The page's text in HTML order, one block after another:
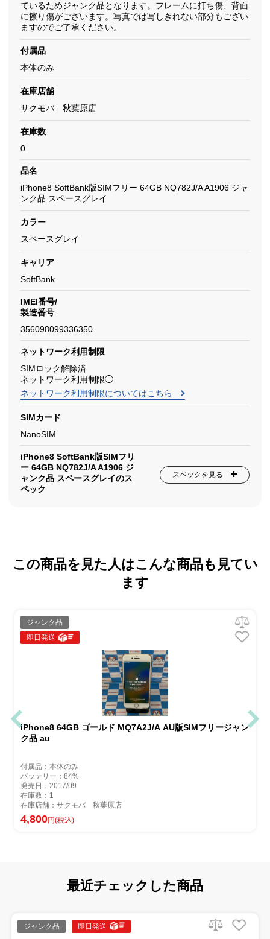
ているためジャンク品となります。フレームに打ち傷、背面
に擦り傷がございます。写真では写しきれない部分もござい
ますのでご了承ください。
付属品
本体のみ
在庫店舗
サクモバ 秋葉原店
在庫数
0
品名
iPhone8 SoftBank版SIMフリー 64GB NQ782J/A A1906 ジャ
ンク品 スペースグレイ
カラー
スペースグレイ
キャリア
SoftBank
IMEI番号/
製造番号
356098099336350
ネットワーク利用制限
SIMロック解除済
ネットワーク利用制限◯
ネットワーク利用制限についてはこちら
SIMカード
NanoSIM
iPhone8 SoftBank版SIMフリ
ー 64GB NQ782J/A A1906 ジ
ャンク品 スペースグレイのス
ペック
スペックを見る
この商品を見た人はこんな商品も見てい
ます
ジャンク品
即日発送
iPhone8 64GB ゴールド MQ7A2J/A AU版SIMフリージャン
ク品 au
付属品：本体のみ
バッテリー：84%
発売日：2017/09
在庫数：1
在庫店舗：サクモバ 秋葉原店
4,800円(税込)
最近チェックした商品
ジャンク品 即日発送